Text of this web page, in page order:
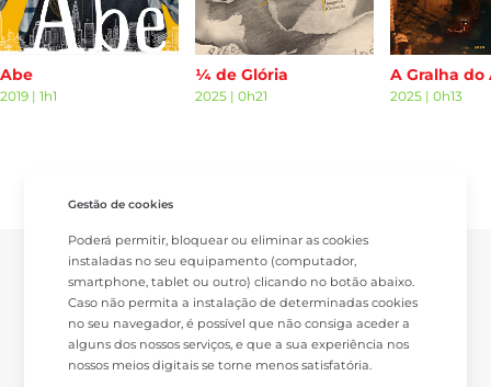
Abe
2019 | 1h1
¼ de Glória
2025 |0h21 2025 |0h13
Gestão de cookies
Poderá permitir, bloquear ou eliminar as cookies
instaladas no seu equipamento (computador,
smartphone, tablet ou outro) clicando no botão abaixo.
Caso não permita a instalação de determinadas cookies
no seu navegador, é possível que não consiga aceder a
alguns dos nossos serviços, e que a sua experiência nos
nossos meios digitais se torne menos satisfatória.